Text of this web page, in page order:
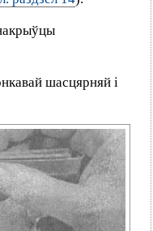
шасцярняй і